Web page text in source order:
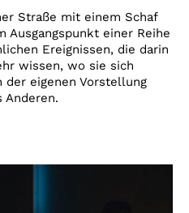
Straße mit einem Schaf
Ausgangspunkt einer Reihe
Ereignissen, die darin
wissen, wo sie sich
der eigenen Vorstellung
Anderen.